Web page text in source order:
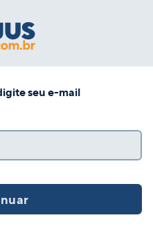
seu e-mail